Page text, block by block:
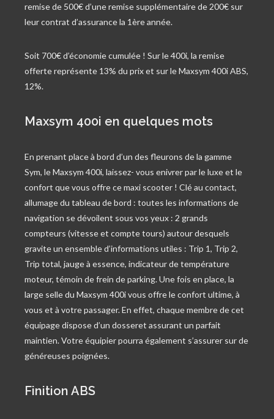
remise de 500€ d’une remise supplémentaire de 200€ sur
leur contrat d’assurance la 1ère année.
Soit 700€ d’économie cumulée ! Sur le 400i, la remise
offerte représente 13% du prix et sur le Maxsym 400i ABS,
12%.
Maxsym 400i en quelques mots
En prenant place à bord d’un des fleurons de la gamme
Sym, le Maxsym 400i, laissez- vous enivrer par le luxe et le
confort que vous offre ce maxi scooter ! Clé au contact,
allumage du tableau de bord : toutes les informations de
navigation se dévoilent sous vos yeux : 2 grands
compteurs (vitesse et compte tours) autour desquels
gravite un ensemble d’informations utiles : Trip 1, Trip 2,
Trip total, jauge à essence, indicateur de température
moteur, témoin de frein de parking. Une fois en place, la
large selle du Maxsym 400i vous offre le confort ultime, à
vous et à votre passager. En effet, chaque membre de cet
équipage dispose d’un dosseret assurant un parfait
maintien. Votre équipier pourra également s’assurer sur de
généreuses poignées.
Finition ABS